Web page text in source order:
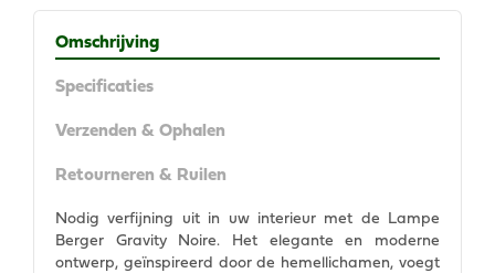
Omschrijving
Specificaties
Verzenden & Ophalen
Retourneren & Ruilen
Nodig verfijning uit in uw interieur met de Lampe
Berger Gravity Noire. Het elegante en moderne
ontwerp, geïnspireerd door de hemellichamen, voegt